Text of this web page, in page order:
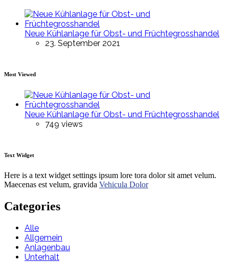
Neue Kühlanlage für Obst- und Früchtegrosshandel
23. September 2021
Most Viewed
Neue Kühlanlage für Obst- und Früchtegrosshandel
749 views
Text Widget
Here is a text widget settings ipsum lore tora dolor sit amet velum.
Maecenas est velum, gravida Vehicula Dolor
Categories
Alle
Allgemein
Anlagenbau
Unterhalt